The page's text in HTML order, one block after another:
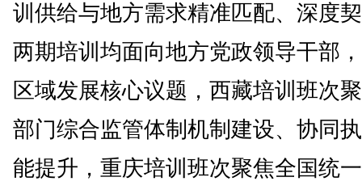
训供给与地方需求精准匹配、深度
两期培训均面向地方党政领导干部
区域发展核心议题，西藏培训班次
部门综合监管体制机制建设、协同
能提升，重庆培训班次聚焦全国统